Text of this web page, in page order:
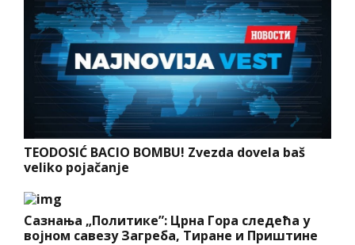
TEODOSIĆ BACIO BOMBU! Zvezda dovela baš
veliko pojačanje
Сазнања „Политике”: Црна Гора следећа у
војном савезу Загреба, Тиране и Приштине